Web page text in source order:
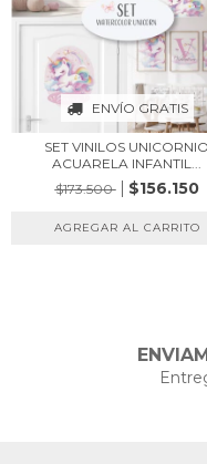
ENVÍO GRATIS
SET VINILOS UNICORNIO
ACUARELA INFANTIL...
$173.500
$156.150